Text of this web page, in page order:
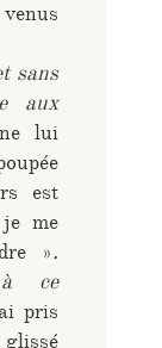
sans
aux
lui
est
me
».
ce
pris